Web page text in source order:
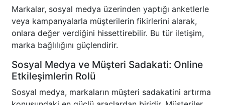
Markalar, sosyal medya üzerinden yaptığı anketlerle
veya kampanyalarla müşterilerin fikirlerini alarak,
onlara değer verdiğini hissettirebilir. Bu tür iletişim,
marka bağlılığını güçlendirir.
Sosyal Medya ve Müşteri Sadakati: Online
Etkileşimlerin Rolü
Sosyal medya, markaların müşteri sadakatini artırma